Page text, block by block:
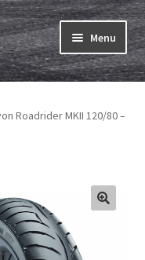
Menu
Rozwiń
Rozwiń
Roadrider MKII 120/80 –